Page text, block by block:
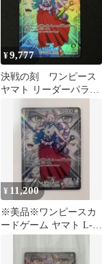
¥9,777
決戦の刻 ワンピース
ヤマト リーダーパラレ
¥ 11,200
※美品※ワンピースカ
ードゲーム ヤマト L-P